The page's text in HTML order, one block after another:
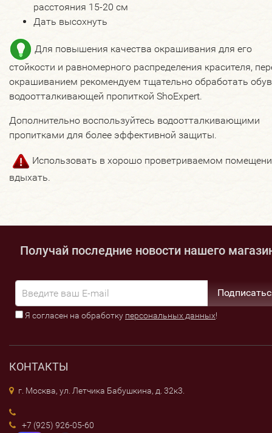
расстояния 15-20 см
Дать высохнуть
Для повышения качества окрашивания для его
стойкости и равномерного распределения красителя,
окрашиванием рекомендуем тщательно обработать
водоотталкивающей пропиткой ShoExpert.
Дополнительно воспользуйтесь водоотталкивающими
пропитками для более эффективной защиты.
Использовать в хорошо проветриваемом
вдыхать.
Получай последние новости нашего
Я согласен на обработку персональных данных!
КОНТАКТЫ
г. Москва, ул. Летчика Бабушкина, д. 32к3.
+7 (925) 926-05-60